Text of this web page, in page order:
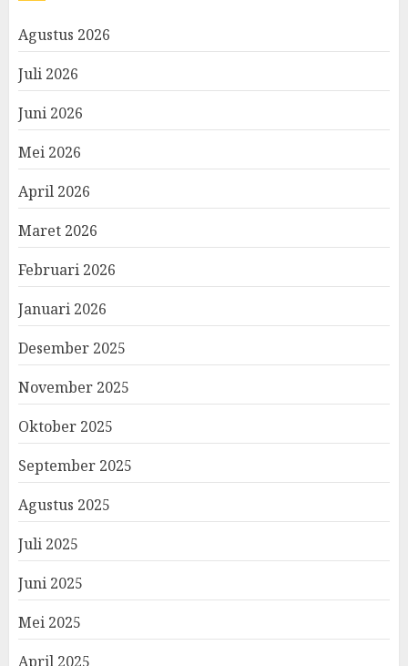
Agustus 2026
Juli 2026
Juni 2026
Mei 2026
April 2026
Maret 2026
Februari 2026
Januari 2026
Desember 2025
November 2025
Oktober 2025
September 2025
Agustus 2025
Juli 2025
Juni 2025
Mei 2025
April 2025